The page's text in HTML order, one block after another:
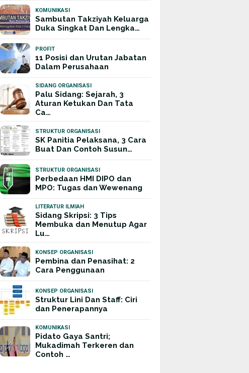
KOMUNIKASI
Sambutan Takziyah Keluarga
Duka Singkat Dan Lengka…
PROFIT
11 Posisi dan Urutan Jabatan
Dalam Perusahaan
SIDANG ORGANISASI
Palu Sidang: Sejarah, 3
Aturan Ketukan Dan Tata
Ca…
STRUKTUR ORGANISASI
SK Panitia Pelaksana, 3 Cara
Buat Dan Contoh Susun…
STRUKTUR ORGANISASI
Perbedaan HMI DIPO dan
MPO: Tugas dan Wewenang
LITERATUR ILMIAH
Sidang Skripsi: 3 Tips
Membuka dan Menutup Agar
Lu…
KONSEP ORGANISASI
Pembina dan Penasihat: 2
Cara Penggunaan
KONSEP ORGANISASI
Struktur Lini Dan Staff: Ciri
dan Penerapannya
KOMUNIKASI
Pidato Gaya Santri;
Mukadimah Terkeren dan
Contoh …